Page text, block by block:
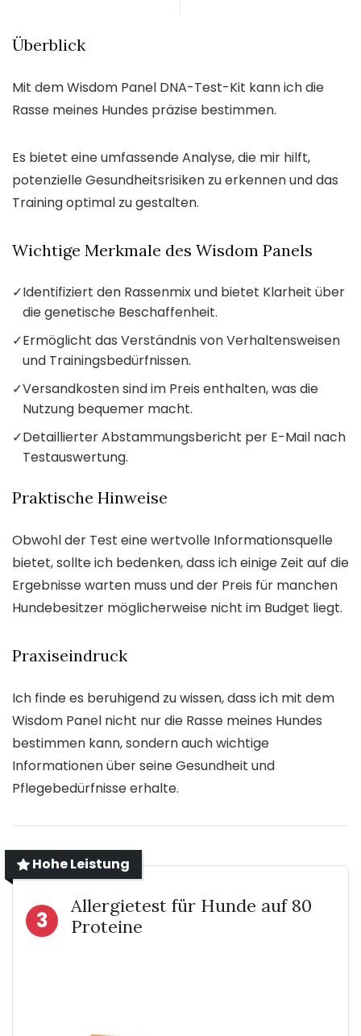
Überblick
Mit dem Wisdom Panel DNA-Test-Kit kann ich die
Rasse meines Hundes präzise bestimmen.
Es bietet eine umfassende Analyse, die mir hilft,
potenzielle Gesundheitsrisiken zu erkennen und das
Training optimal zu gestalten.
Wichtige Merkmale des Wisdom Panels
✓Identifiziert den Rassenmix und bietet Klarheit über
die genetische Beschaffenheit.
✓Ermöglicht das Verständnis von Verhaltensweisen
und Trainingsbedürfnissen.
✓Versandkosten sind im Preis enthalten, was die
Nutzung bequemer macht.
✓Detaillierter Abstammungsbericht per E-Mail nach
Testauswertung.
Praktische Hinweise
Obwohl der Test eine wertvolle Informationsquelle
bietet, sollte ich bedenken, dass ich einige Zeit auf die
Ergebnisse warten muss und der Preis für manchen
Hundebesitzer möglicherweise nicht im Budget liegt.
Praxiseindruck
Ich finde es beruhigend zu wissen, dass ich mit dem
Wisdom Panel nicht nur die Rasse meines Hundes
bestimmen kann, sondern auch wichtige
Informationen über seine Gesundheit und
Pflegebedürfnisse erhalte.
Hohe Leistung
3
Allergietest für Hunde auf 80
Proteine